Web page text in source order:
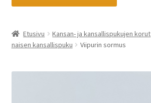
Kassa
Ostoskori
Etusivu Kansan- ja kansallispukujen korut
naisen kansallispuku
Viipurin sormus